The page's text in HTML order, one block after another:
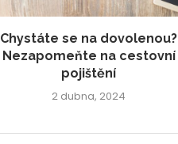
Chystáte se na dovolenou?
Nezapomeňte na cestovní
pojištění
2 dubna, 2024